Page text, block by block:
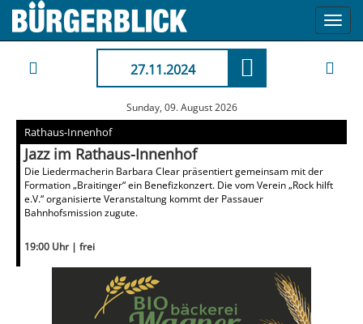
27.11.2024
Sunday, 09. August 2026
Rathaus-Innenhof
Jazz im Rathaus-Innenhof
Die Liedermacherin Barbara Clear präsentiert gemeinsam mit der
Formation „Braitinger“ ein Benefizkonzert. Die vom Verein „Rock hilft
e.V.“ organisierte Veranstaltung kommt der Passauer
Bahnhofsmission zugute.
19:00 Uhr | frei